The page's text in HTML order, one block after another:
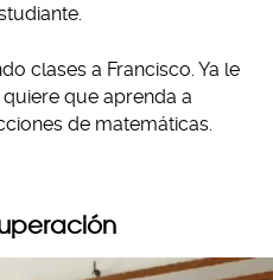
clases a Francisco. Ya le
que aprenda a
de matemáticas.